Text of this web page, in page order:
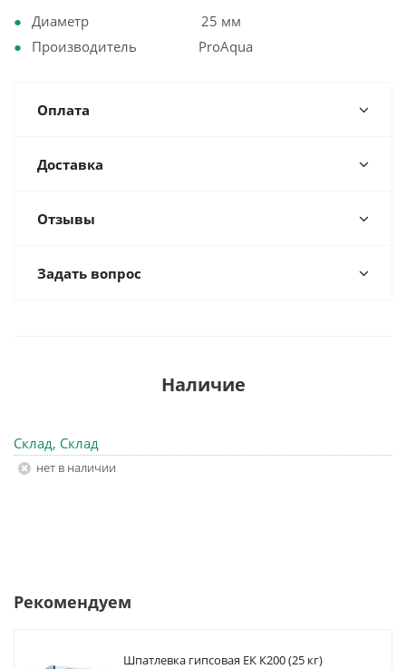
Диаметр 25 мм
Производитель ProAqua
Оплата
Доставка
Отзывы
Задать вопрос
Наличие
Склад, Склад
Нет в наличии
Рекомендуем
Шпатлевка гипсовая ЕК К200 (25 кг)